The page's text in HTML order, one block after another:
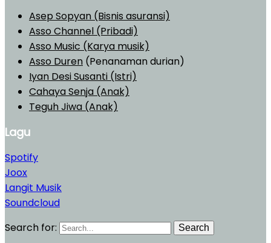
Asep Sopyan (Bisnis asuransi)
Asso Channel (Pribadi)
Asso Music (Karya musik)
Asso Duren (Penanaman durian)
Iyan Desi Susanti (Istri)
Cahaya Senja (Anak)
Teguh Jiwa (Anak)
Lagu
Spotify
Joox
Langit Musik
Soundcloud
Search for:
Search